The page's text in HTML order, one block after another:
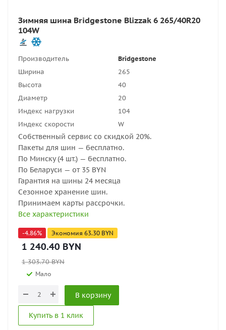
Зимняя шина Bridgestone Blizzak 6 265/40R20
104W
Производитель
Bridgestone
Ширина
265
Высота
40
Диаметр
20
Индекс нагрузки
104
Индекс скорости
W
Собственный сервис со скидкой 20%.
Пакеты для шин — бесплатно.
По Минску (4 шт.) — бесплатно.
По Беларуси — от 35 BYN
Гарантия на шины 24 месяца
Сезонное хранение шин.
Принимаем карты рассрочки.
Все характеристики
-4.86% Экономия 63.30 BYN
1 240.40 BYN
1 303.70BYN
Мало
В корзину
Купить в 1 клик